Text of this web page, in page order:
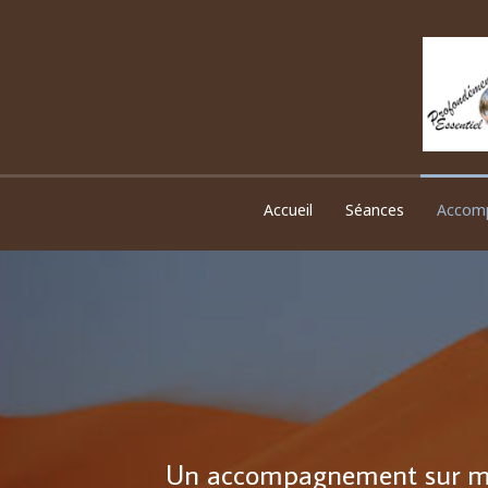
Accueil Séances
Un accompagnement sur